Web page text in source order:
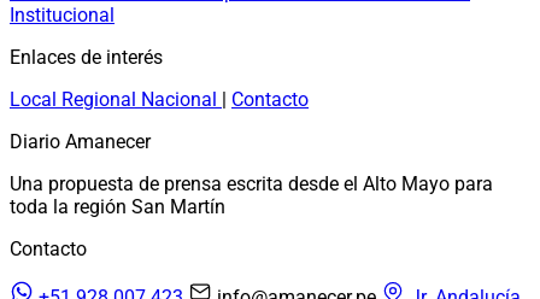
Institucional
Enlaces de interés
Local Regional Nacional | Contacto
Diario Amanecer
Una propuesta de prensa escrita desde el Alto Mayo para
toda la región San Martín
Contacto